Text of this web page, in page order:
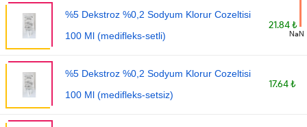
%5 Dekstroz %0,2 Sodyum Klorur Cozeltisi
100 Ml (medifleks-setli)
21.84 ₺
%5 Dekstroz %0,2 Sodyum Klorur Cozeltisi
100 Ml (medifleks-setsiz)
17.64 ₺
NaN